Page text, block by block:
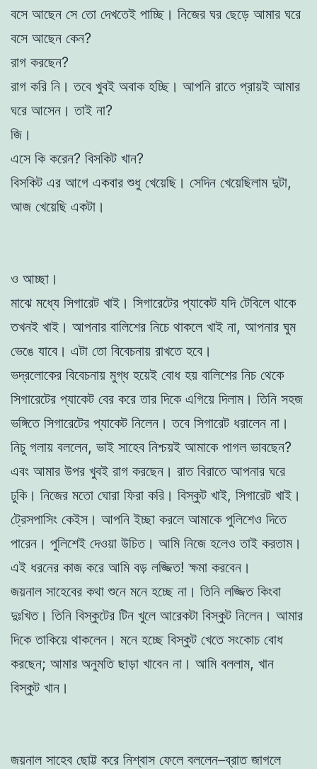
বসে আছেন সে তো দেখতেই পাচ্ছি। নিজের ঘর ছেড়ে আমার ঘরে
বসে আছেন কেন?
রাগ করছেন?
রাগ করি নি। তবে খুবই অবাক হচ্ছি। আপনি রাতে প্রায়ই আমার
ঘরে আসেন। তাই না?
জি।
এসে কি করেন? বিসকিট খান?
বিসকিট এর আগে একবার শুধু খেয়েছি। সেদিন খেয়েছিলাম দুটা,
আজ খেয়েছি একটা।
ও আচ্ছা।
মাঝে মধ্যে সিগারেট খাই। সিগারেটের প্যাকেট যদি টেবিলে থাকে
তখনই খাই। আপনার বালিশের নিচে থাকলে খাই না, আপনার ঘুম
ভেঙে যাবে। এটা তো বিবেচনায় রাখতে হবে।
ভদ্রলোকের বিবেচনায় মুগ্ধ হয়েই বোধ হয় বালিশের নিচ থেকে
সিগারেটের প্যাকেট বের করে তার দিকে এগিয়ে দিলাম। তিনি সহজ
ভঙ্গিতে সিগারেটের প্যাকেট নিলেন। তবে সিগারেট ধরালেন না।
নিচু গলায় বললেন, ভাই সাহেব নিশ্চয়ই আমাকে পাগল ভাবছেন?
এবং আমার উপর খুবই রাগ করছেন। রাত বিরাতে আপনার ঘরে
ঢুকি। নিজের মতো ঘোরা ফিরা করি। বিস্কুট খাই, সিগারেট খাই।
ট্রেসপাসিং কেইস। আপনি ইচ্ছা করলে আমাকে পুলিশেও দিতে
পারেন। পুলিশেই দেওয়া উচিত। আমি নিজে হলেও তাই করতাম।
এই ধরনের কাজ করে আমি বড় লজ্জিত! ক্ষমা করবেন।
জয়নাল সাহেবের কথা শুনে মনে হচ্ছে না। তিনি লজ্জিত কিংবা
দুঃখিত। তিনি বিস্কুটের টিন খুলে আরেকটা বিস্কুট নিলেন। আমার
দিকে তাকিয়ে থাকলেন। মনে হচ্ছে বিস্কুট খেতে সংকোচ বোধ
করছেন; আমার অনুমতি ছাড়া খাবেন না। আমি বললাম, খান
বিস্কুট খান।
জয়নাল সাহেব ছোট্ট করে নিশ্বাস ফেলে বললেন–ব্রাত জাগলে